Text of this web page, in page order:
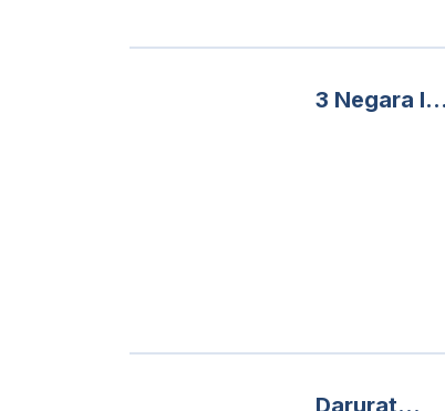
3 Negara Ini
Darurat